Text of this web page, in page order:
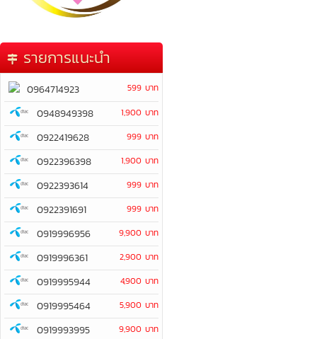
รายการแนะนำ
0964714923 599 บาท
0948949398 1,900 บาท
0922419628 999 บาท
0922396398 1,900 บาท
0922393614 999 บาท
0922391691 999 บาท
0919996956 9,900 บาท
0919996361 2,900 บาท
0919995944 4,900 บาท
0919995464 5,900 บาท
0919993995 9,900 บาท